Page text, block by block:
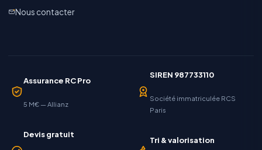
Nous contacter
Assurance RC Pro
5 M€ — Allianz
SIREN 987733110
Société immatriculée RCS
Paris
Devis gratuit
Tri & valorisation